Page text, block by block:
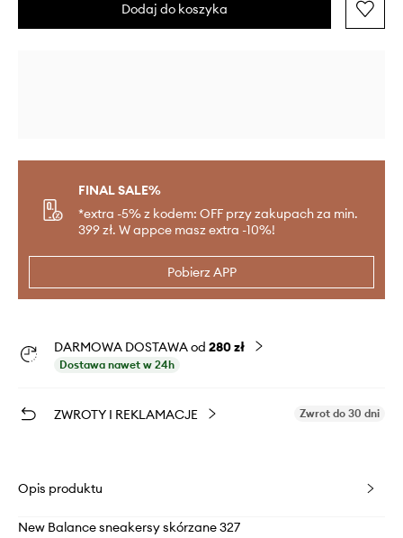
Dodaj do koszyka
FINAL SALE%
*extra -5% z kodem: OFF przy zakupach za min.
399 zł. W appce masz extra -10%!
Pobierz APP
DARMOWA DOSTAWA od 280 zł
Dostawa nawet w 24h
ZWROTY I REKLAMACJE Zwrot do 30 dni
Opis produktu
New Balance sneakersy skórzane 327